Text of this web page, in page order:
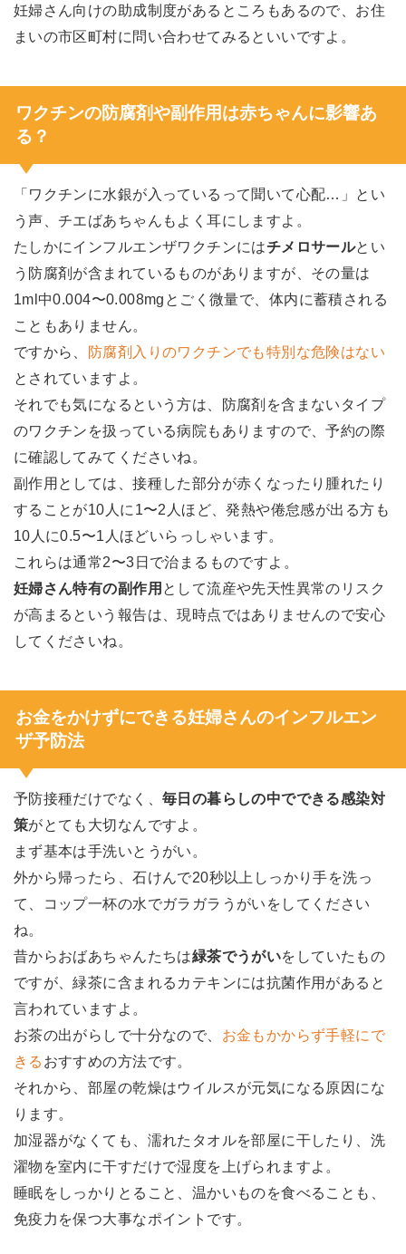
妊婦さん向けの助成制度があるところもあるので、お住
まいの市区町村に問い合わせてみるといいですよ。
ワクチンの防腐剤や副作用は赤ちゃんに影響あ
る？
「ワクチンに水銀が入っているって聞いて心配…」とい
う声、チエばあちゃんもよく耳にしますよ。
たしかにインフルエンザワクチンにはチメロサールとい
う防腐剤が含まれているものがありますが、その量は
1ml中0.004〜0.008mgとごく微量で、体内に蓄積される
こともありません。
ですから、 防腐剤入りのワクチンでも特別な危険はない
とされていますよ。
それでも気になるという方は、防腐剤を含まないタイプ
のワクチンを扱っている病院もありますので、予約の際
に確認してみてくださいね。
副作用としては、接種した部分が赤くなったり腫れたり
することが10人に1〜2人ほど、発熱や倦怠感が出る方も
10人に0.5〜1人ほどいらっしゃいます。
これらは通常2〜3日で治まるものですよ。
妊婦さん特有の副作用 として流産や先天性異常のリスク
が高まるという報告は、現時点ではありませんので安心
してくださいね。
お金をかけずにできる妊婦さんのインフルエン
ザ予防法
予防接種だけでなく、 毎日の暮らしの中でできる感染対
策がとても大切なんですよ。
まず基本は手洗いとうがい。
外から帰ったら、石けんで20秒以上しっかり手を洗っ
て、コップ一杯の水でガラガラうがいをしてください
ね。
昔からおばあちゃんたちは緑茶でうがいをしていたもの
ですが、緑茶に含まれるカテキンには抗菌作用があると
言われていますよ。
お茶の出がらしで十分なので、 お金もかからず手軽にで
きる おすすめの方法です。
それから、部屋の乾燥はウイルスが元気になる原因にな
ります。
加湿器がなくても、濡れたタオルを部屋に干したり、洗
濯物を室内に干すだけで湿度を上げられますよ。
睡眠をしっかりとること、温かいものを食べることも、
免疫力を保つ大事なポイントです。